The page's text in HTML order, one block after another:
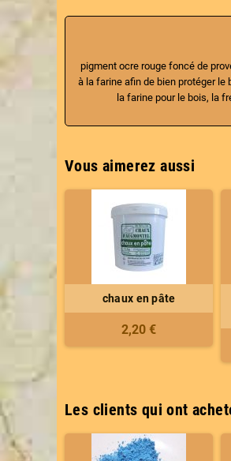
pigment ocre rouge foncé de
à la farine afin de bien protéger
la farine pour le bois, la
Vous aimerez aussi
chaux en pâte
2,20 €
Les clients qui ont